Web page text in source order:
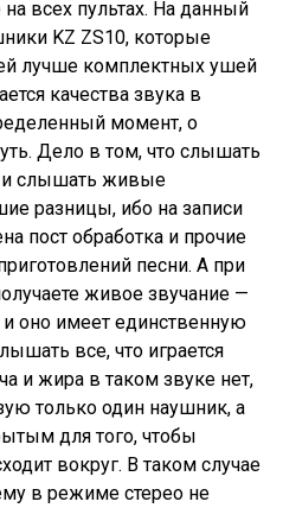
на всех пультах. На данный
KZ ZS10, которые
лучше комплектных ушей
качества звука в
момент, о
Дело в том, что слышать
и слышать живые
разницы, ибо на записи
пост обработка и прочие
песни. А при
живое звучание —
оно имеет единственную
все, что играется
и жира в таком звуке нет,
только один наушник, а
для того, чтобы
вокруг. В таком случае
в режиме стерео не